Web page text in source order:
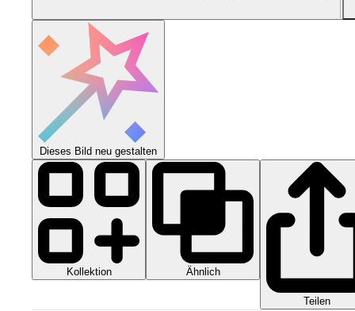
Dieses Bild neu gestalten
Kollektion Ähnlich
Teilen